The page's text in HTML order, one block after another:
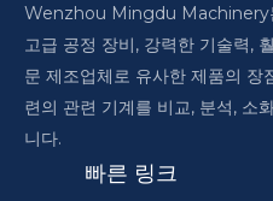
Wenzhou Mingdu Machinery
고급 공정 장비, 강력한 기술력,
문 제조업체로 유사한 제품의 장
련의 관련 기계를 비교, 분석, 소
니다.
빠른 링크